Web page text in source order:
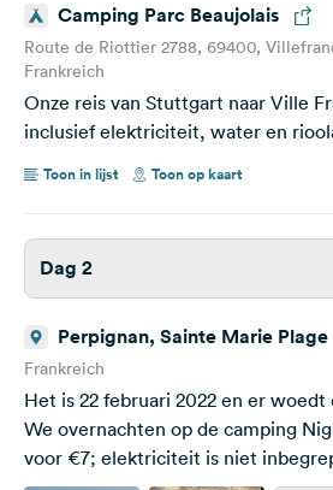
Camping Parc Beaujolais
Route de Riottier 2788, 69400,
Frankreich
Onze reis van Stuttgart naar Ville
inclusief elektriciteit, water en
Toon in lijst Toon op kaart
Dag 2
Perpignan, Sainte Marie Plage
Frankreich
Het is 22 februari 2022 en er
We overnachten op de camping
voor €7; elektriciteit is niet